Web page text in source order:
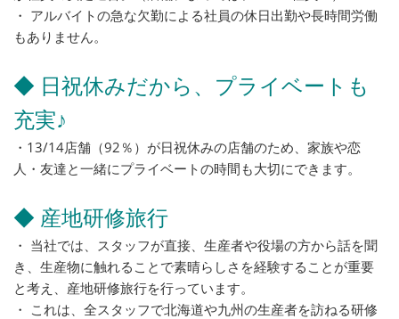
・ アルバイトの急な欠勤による社員の休日出勤や長時間労働
もありません。
◆ 日祝休みだから、プライベートも
充実♪
・13/14店舗（92％）が日祝休みの店舗のため、家族や恋
人・友達と一緒にプライベートの時間も大切にできます。
◆ 産地研修旅行
・ 当社では、スタッフが直接、生産者や役場の方から話を聞
き、生産物に触れることで素晴らしさを経験することが重要
と考え、産地研修旅行を行っています。
・ これは、全スタッフで北海道や九州の生産者を訪ねる研修